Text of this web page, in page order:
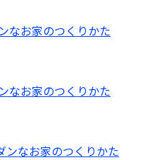
なお家のつくりかた
なお家のつくりかた
ンなお家のつくりかた